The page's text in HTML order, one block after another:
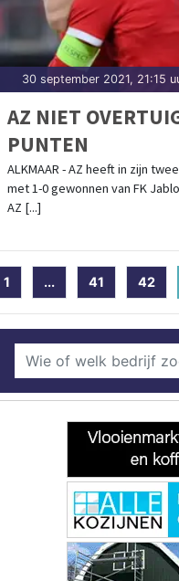
30 september 2021, 21:15
AZ NIET
PUNTEN
ALKMAAR - AZ heeft in zijn
met 1-0 gewonnen van FK
AZ [...]
1 ... 41 42